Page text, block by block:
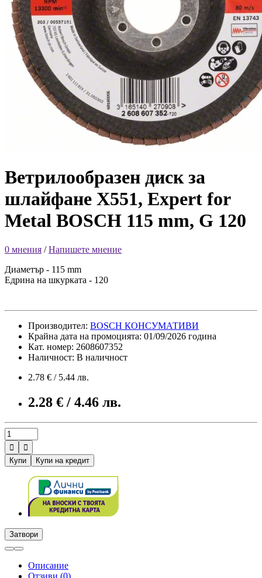
Ветрилообразен диск за
шлайфане X551, Expert for
Metal BOSCH 115 mm, G 120
0 мнения /Напишете мнение
Диаметър - 115 mm
Едрина на шкурката - 120
Производител: BOSCH КОНСУМАТИВИ
Крайна дата на промоцията: 01/09/2026 година
Кат. номер: 2608607352
Наличност: В наличност
2.78 € / 5.44 лв.
2.28 € / 4.46 лв.


Купи
Купи на кредит
Затвори
Описание
Отзиви (0)